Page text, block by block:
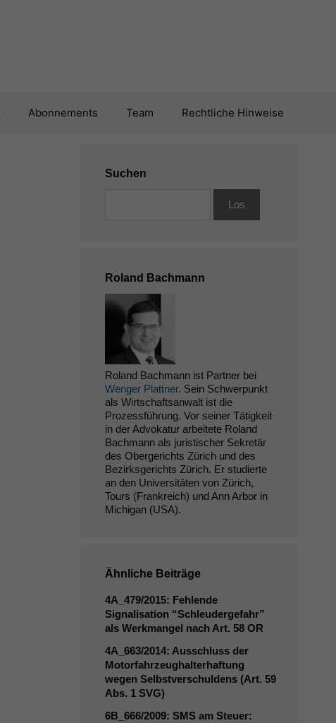
Abonnements Team Rechtliche Hinweise
Suchen
Roland Bachmann
Roland Bachmann ist Partner bei
Wenger Plattner. Sein Schwerpunkt
als Wirtschaftsanwalt ist die
Prozessführung. Vor seiner Tätigkeit
in der Advokatur arbeitete Roland
Bachmann als juristischer Sekretär
des Obergerichts Zürich und des
Bezirksgerichts Zürich. Er studierte
an den Universitäten von Zürich,
Tours (Frankreich) und Ann Arbor in
Michigan (USA).
Ähnliche Beiträge
4A_479/2015: Fehlende
Signalisation “Schleudergefahr”
als Werkmangel nach Art. 58 OR
4A_663/2014: Ausschluss der
Motorfahrzeughalterhaftung
wegen Selbstverschuldens (Art. 59
Abs. 1 SVG)
6B_666/2009: SMSam Steuer: